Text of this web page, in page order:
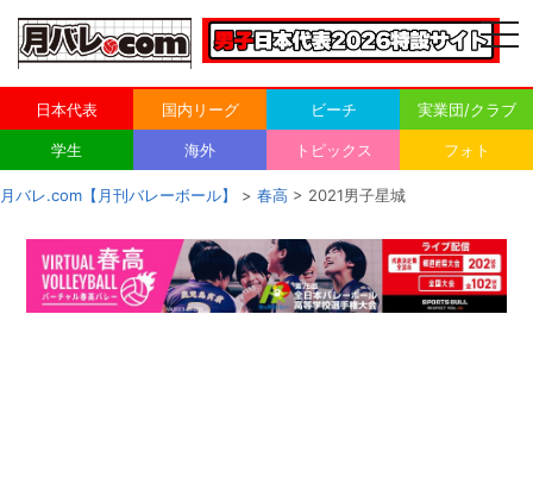
日本代表 国内リーグ ビーチ 実業団/クラブ
学生 海外 トピックス フォト
月バレ.com【月刊バレーボール】 > 春高 > 2021男子星城